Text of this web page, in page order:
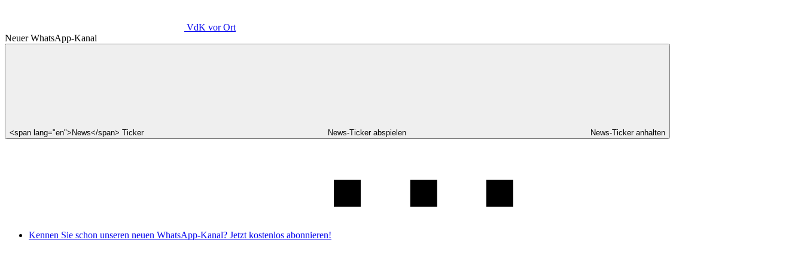
VdK vor Ort
Neuer WhatsApp-Kanal
<span lang="en">News</span> Ticker News-Ticker abspielen News-Ticker anhalten
Kennen Sie schon unseren neuen WhatsApp-Kanal? Jetzt kostenlos abonnieren!